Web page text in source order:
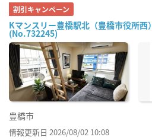
割引キャンペーン
Kマンスリー豊橋駅北（豊橋市役所西
(No.732245)
豊橋市
情報更新日 2026/08/02 10:08